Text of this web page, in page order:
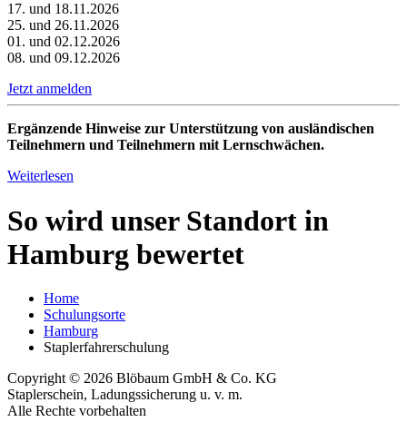
17. und 18.11.2026
25. und 26.11.2026
01. und 02.12.2026
08. und 09.12.2026
Jetzt anmelden
Ergänzende Hinweise zur Unterstützung von ausländischen
Teilnehmern und Teilnehmern mit Lernschwächen.
Weiterlesen
So wird unser Standort in
Hamburg bewertet
Home
Schulungsorte
Hamburg
Staplerfahrerschulung
Copyright © 2026 Blöbaum GmbH & Co. KG
Staplerschein, Ladungssicherung u. v. m.
Alle Rechte vorbehalten